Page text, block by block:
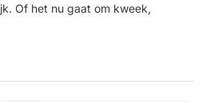
Of het nu gaat om kweek,